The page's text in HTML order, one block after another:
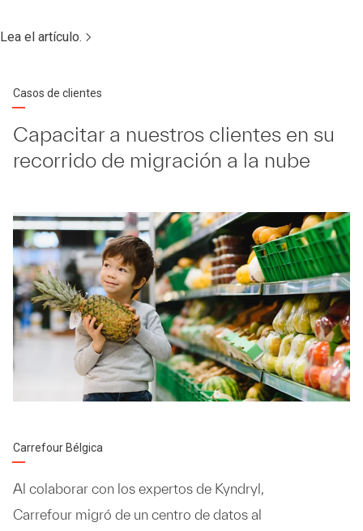
Lea el artículo.
Casos de clientes
Capacitar a nuestros clientes en su
recorrido de migración a la nube
Carrefour Bélgica
Al colaborar con los expertos de Kyndryl,
Carrefour migró de un centro de datos al